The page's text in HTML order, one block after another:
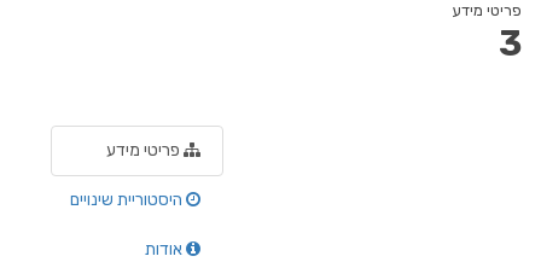
פריטי מידע
3
פריטי מידע
היסטוריית שינויים
אודות